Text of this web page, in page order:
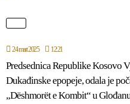
24 mart 2025 12:21
Predsednica Republike Kosovo
Dukađinske epopeje, odala je
„Dëshmorët e Kombit“ u